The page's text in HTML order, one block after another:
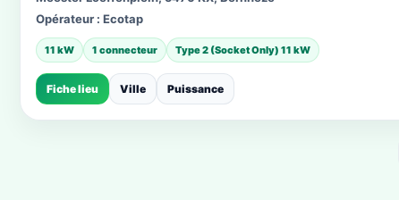
Opérateur : Ecotap
11 kW 1 connecteur Type 2 (Socket Only) 11 kW
Fiche lieu Ville Puissance